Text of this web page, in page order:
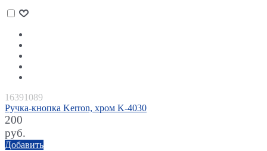
16391089
Ручка-кнопка Kerron, хром K-4030
200
руб.
Добавить